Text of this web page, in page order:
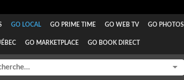
GO LOCAL GO PRIME TIME GO WEB TV GO PHOTOS
GO MARKETPLACE GO BOOK DIRECT